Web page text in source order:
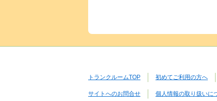
トランクルームTOP 初めてご利用の方へ
サイトへのお問合せ 個人情報の取り扱いに